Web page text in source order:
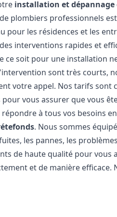
installation et dépannage
plombiers professionnels
pour les résidences et les
interventions rapides et
ce soit pour une installation
sont très courts,
votre appel. Nos tarifs
vous assurer que vous
à tous vos besoins en
. Nous sommes
les pannes, les
de haute qualité pour vous
et de manière efficace.